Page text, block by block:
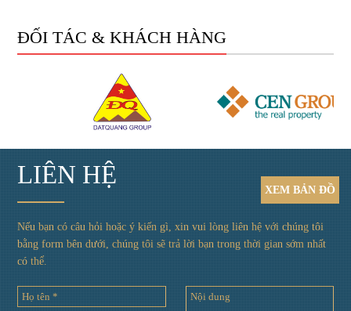
ĐỐI TÁC & KHÁCH HÀNG
XEM BẢN ĐỒ
LIÊN HỆ
Nếu bạn có câu hỏi hoặc ý kiến gì, xin vui lòng liên hệ với chúng tôi
bằng form bên dưới, chúng tôi sẽ trả lời bạn trong thời gian sớm nhất
có thể.